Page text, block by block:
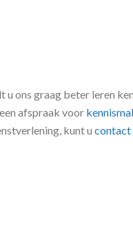
ons graag beter leren
afspraak voor
kunt u contact